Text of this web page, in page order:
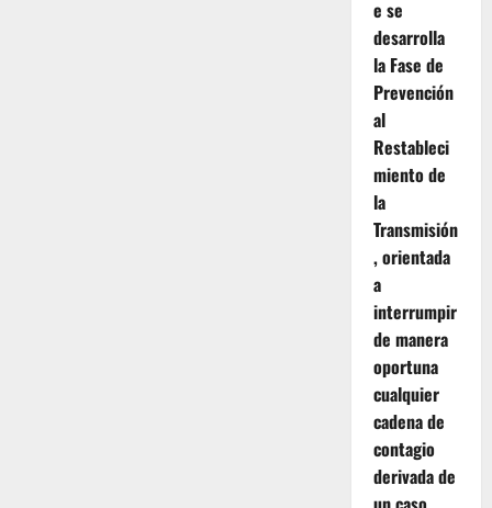
e se
desarrolla
la Fase de
Prevención
al
Restableci
miento de
la
Transmisión
, orientada
a
interrumpir
de manera
oportuna
cualquier
cadena de
contagio
derivada de